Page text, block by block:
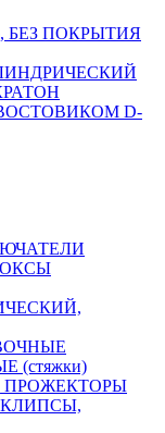
БЕЗ ПОКРЫТИЯ
D-
ПРОЖЕКТОРЫ